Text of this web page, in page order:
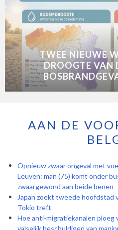
TWEE NIEUWE
DROOGTE VAN
AAN DE
Opnieuw zwaar ongeval met
Leuven: man (75) komt onder
zwaargewond aan beide benen
Japan zoekt tweede hoofdstad
Tokio treft
Hoe anti-migratiekanalen ploeg
valselijk beschuldigen van